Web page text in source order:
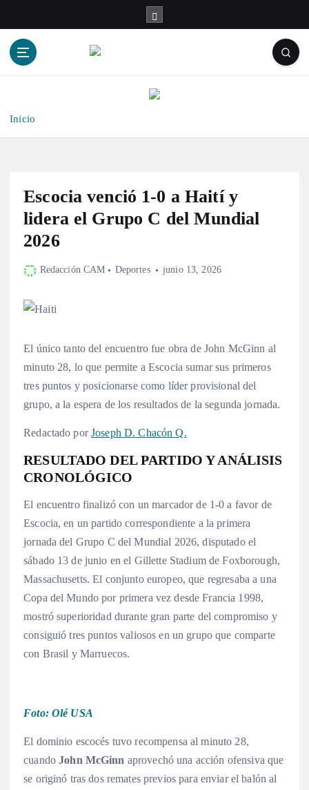
Inicio
Escocia venció 1-0 a Haití y
lidera el Grupo C del Mundial
2026
Redacción CAM Deportes junio 13, 2026
El único tanto del encuentro fue obra de John McGinn al
minuto 28, lo que permite a Escocia sumar sus primeros
tres puntos y posicionarse como líder provisional del
grupo, a la espera de los resultados de la segunda jornada.
Redactado porJoseph D. Chacón Q.
RESULTADO DEL PARTIDO Y ANÁLISIS
CRONOLÓGICO
El encuentro finalizó con un marcador de 1-0 a favor de
Escocia, en un partido correspondiente a la primera
jornada del Grupo C del Mundial 2026, disputado el
sábado 13 de junio en el Gillette Stadium de Foxborough,
Massachusetts. El conjunto europeo, que regresaba a una
Copa del Mundo por primera vez desde Francia 1998,
mostró superioridad durante gran parte del compromiso y
consiguió tres puntos valiosos en un grupo que comparte
con Brasil y Marruecos.
Foto: Olé USA
El dominio escocés tuvo recompensa al minuto 28,
cuandoJohn McGinn aprovechó una acción ofensiva que
se originó tras dos remates previos para enviar el balón al